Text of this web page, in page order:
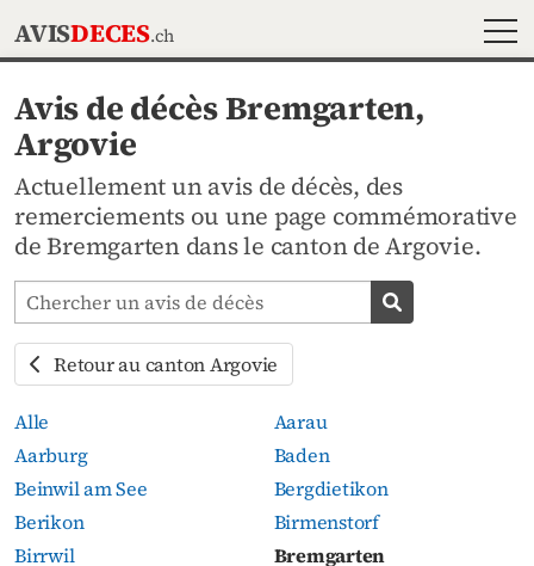
AVISDECES.ch
Avis de décès Bremgarten,
Argovie
Actuellement un avis de décès, des
remerciements ou une page commémorative
de Bremgarten dans le canton de Argovie.
Chercher les avis mortuaires
Chercher un
Retour au canton Argovie
Alle
Aarau
Aarburg
Baden
Beinwil am See
Bergdietikon
Berikon
Birmenstorf
Birrwil
Bremgarten